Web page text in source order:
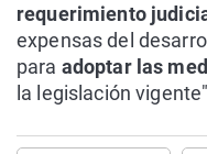
requerimiento
expensas del
para adoptar las
la legislación